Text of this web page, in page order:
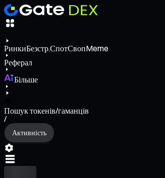
РинкиБезстр.СпотСвопMeme
Реферал
Більше
Пошук токенів/гаманців
/
Активність